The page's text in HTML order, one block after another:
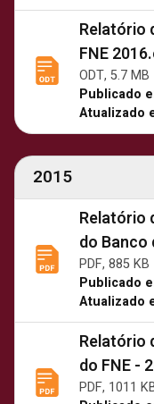
Relatório
FNE
ODT, 5.7 MB
Publicado
Atualizado
2015
Relatório
do
PDF, 885 KB
Publicado
Atualizado
Relatório
do FNE -
PDF, 1011